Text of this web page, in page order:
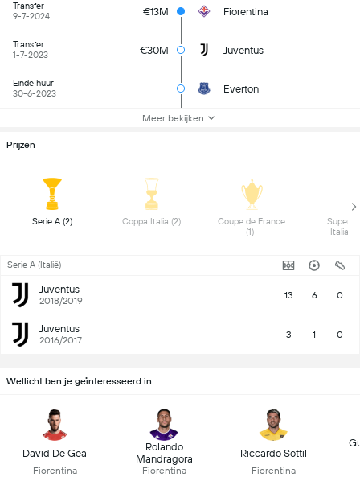
Transfer
9-7-2024
€13M Fiorentina
Transfer
1-7-2023
€30M Juventus
Einde huur
30-6-2023
Everton
Meer bekijken
Prijzen
Serie A (2)
Coupe de France
Serie A (Italië)
Juventus
2018/2019 13 6 0
Juventus
2016/2017 3 1 0
Wellicht ben je geïnteresseerd in
David De Gea
Fiorentina
Rolando
Mandragora
Fiorentina
Riccardo Sottil
Fiorentina